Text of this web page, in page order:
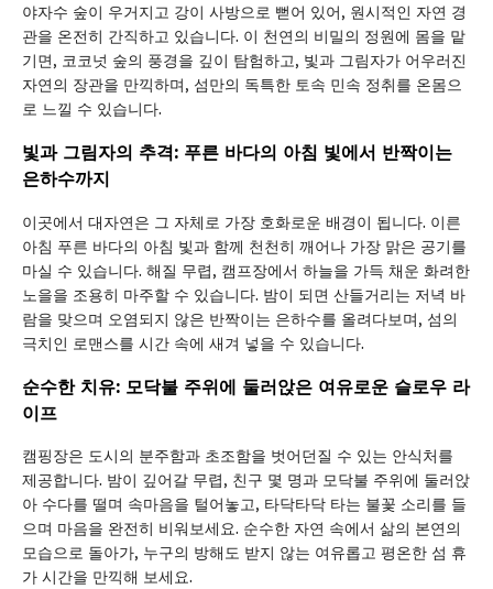
야자수 숲이 우거지고 강이 사방으로 뻗어 있어, 원시적인 자연 경
관을 온전히 간직하고 있습니다. 이 천연의 비밀의 정원에 몸을 맡
기면, 코코넛 숲의 풍경을 깊이 탐험하고, 빛과 그림자가 어우러진
자연의 장관을 만끽하며, 섬만의 독특한 토속 민속 정취를 온몸으
로 느낄 수 있습니다.
빛과 그림자의 추격: 푸른 바다의 아침 빛에서 반짝이는
은하수까지
이곳에서 대자연은 그 자체로 가장 호화로운 배경이 됩니다. 이른
아침 푸른 바다의 아침 빛과 함께 천천히 깨어나 가장 맑은 공기를
마실 수 있습니다. 해질 무렵, 캠프장에서 하늘을 가득 채운 화려한
노을을 조용히 마주할 수 있습니다. 밤이 되면 산들거리는 저녁 바
람을 맞으며 오염되지 않은 반짝이는 은하수를 올려다보며, 섬의
극치인 로맨스를 시간 속에 새겨 넣을 수 있습니다.
순수한 치유: 모닥불 주위에 둘러앉은 여유로운 슬로우 라
이프
캠핑장은 도시의 분주함과 초조함을 벗어던질 수 있는 안식처를
제공합니다. 밤이 깊어갈 무렵, 친구 몇 명과 모닥불 주위에 둘러앉
아 수다를 떨며 속마음을 털어놓고, 타닥타닥 타는 불꽃 소리를 들
으며 마음을 완전히 비워보세요. 순수한 자연 속에서 삶의 본연의
모습으로 돌아가, 누구의 방해도 받지 않는 여유롭고 평온한 섬 휴
가 시간을 만끽해 보세요.